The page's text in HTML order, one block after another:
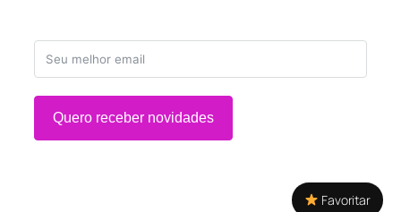
Quero receber novidades
Favoritar